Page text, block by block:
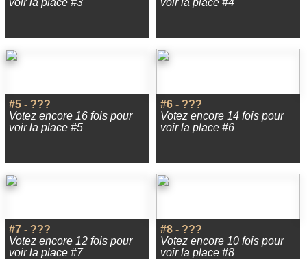
voir la place #3 voir la place #4
#5 - ???
Votez encore 16 fois pour
voir la place #5
#6 - ???
Votez encore 14 fois pour
voir la place #6
#7 - ???
Votez encore 12 fois pour
voir la place #7
#8 - ???
Votez encore 10 fois pour
voir la place #8